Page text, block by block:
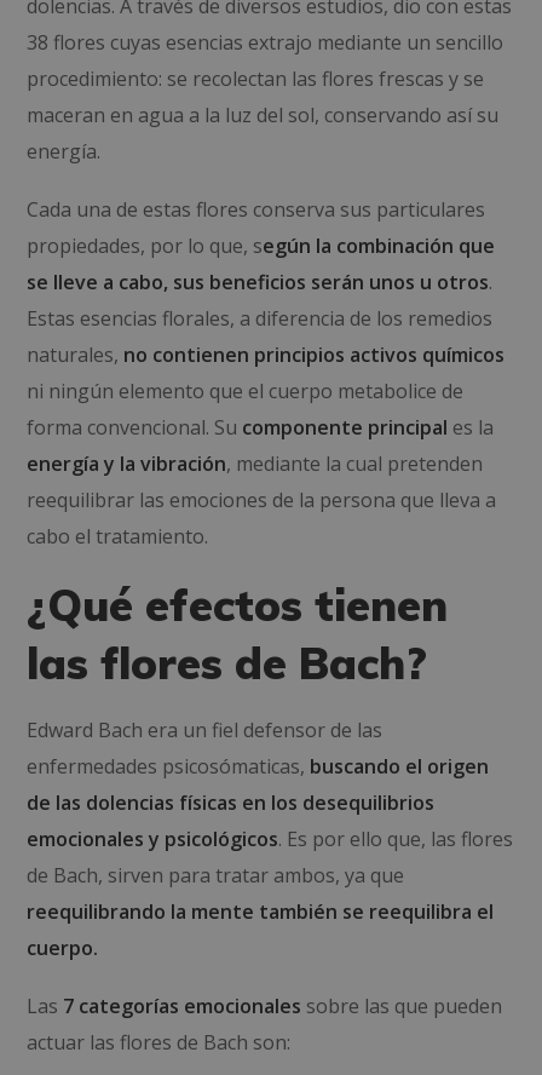
dolencias. A través de diversos estudios, dio con estas
38 flores cuyas esencias extrajo mediante un sencillo
procedimiento: se recolectan lasflores frescas y se
maceran en agua a la luz del sol, conservando así su
energía.
Cada una de estas flores conserva sus particulares
propiedades, por lo que, según la combinación que
se lleve a cabo, sus beneficios serán unos u otros.
Estas esencias florales, a diferencia de los remedios
naturales, no contienen principios activos químicos
ni ningún elemento que el cuerpo metabolice de
forma convencional. Su componente principal es la
energía y la vibración, mediante la cual pretenden
reequilibrar las emociones de la persona que lleva a
cabo el tratamiento.
¿Qué efectos tienen
las flores de Bach?
Edward Bach era un fiel defensor de las
enfermedades psicosómaticas, buscando el origen
de las dolencias físicas en los desequilibrios
emocionales y psicológicos. Es por ello que, las flores
de Bach, sirven para tratar ambos, ya que
reequilibrando la mente también se reequilibra el
cuerpo.
Las 7 categorías emocionales sobre las que pueden
actuar las flores de Bach son: